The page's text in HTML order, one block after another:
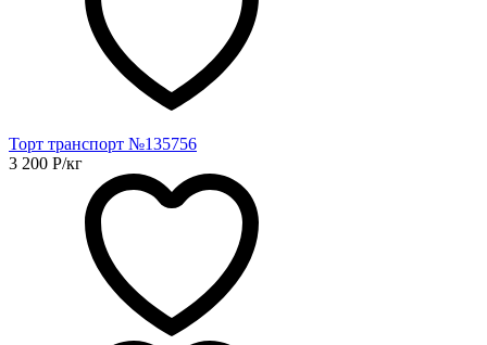
Торт транспорт №135756
3 200 Р/кг